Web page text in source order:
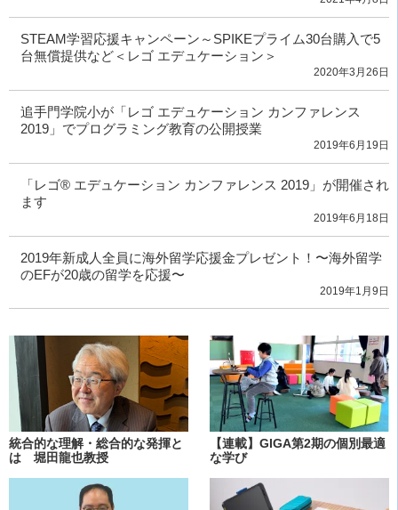
STEAM学習応援キャンペーン～SPIKEプライム30台購入で5
台無償提供など＜レゴ エデュケーション＞
2020年3月26日
追手門学院小が「レゴ エデュケーション カンファレンス
2019」でプログラミング教育の公開授業
2019年6月19日
「レゴ® エデュケーション カンファレンス 2019」が開催され
ます
2019年6月18日
2019年新成人全員に海外留学応援金プレゼント！〜海外留学
のEFが20歳の留学を応援〜
2019年1月9日
統合的な理解・総合的な発揮と
は 堀田龍也教授
【連載】GIGA第2期の個別最適
な学び